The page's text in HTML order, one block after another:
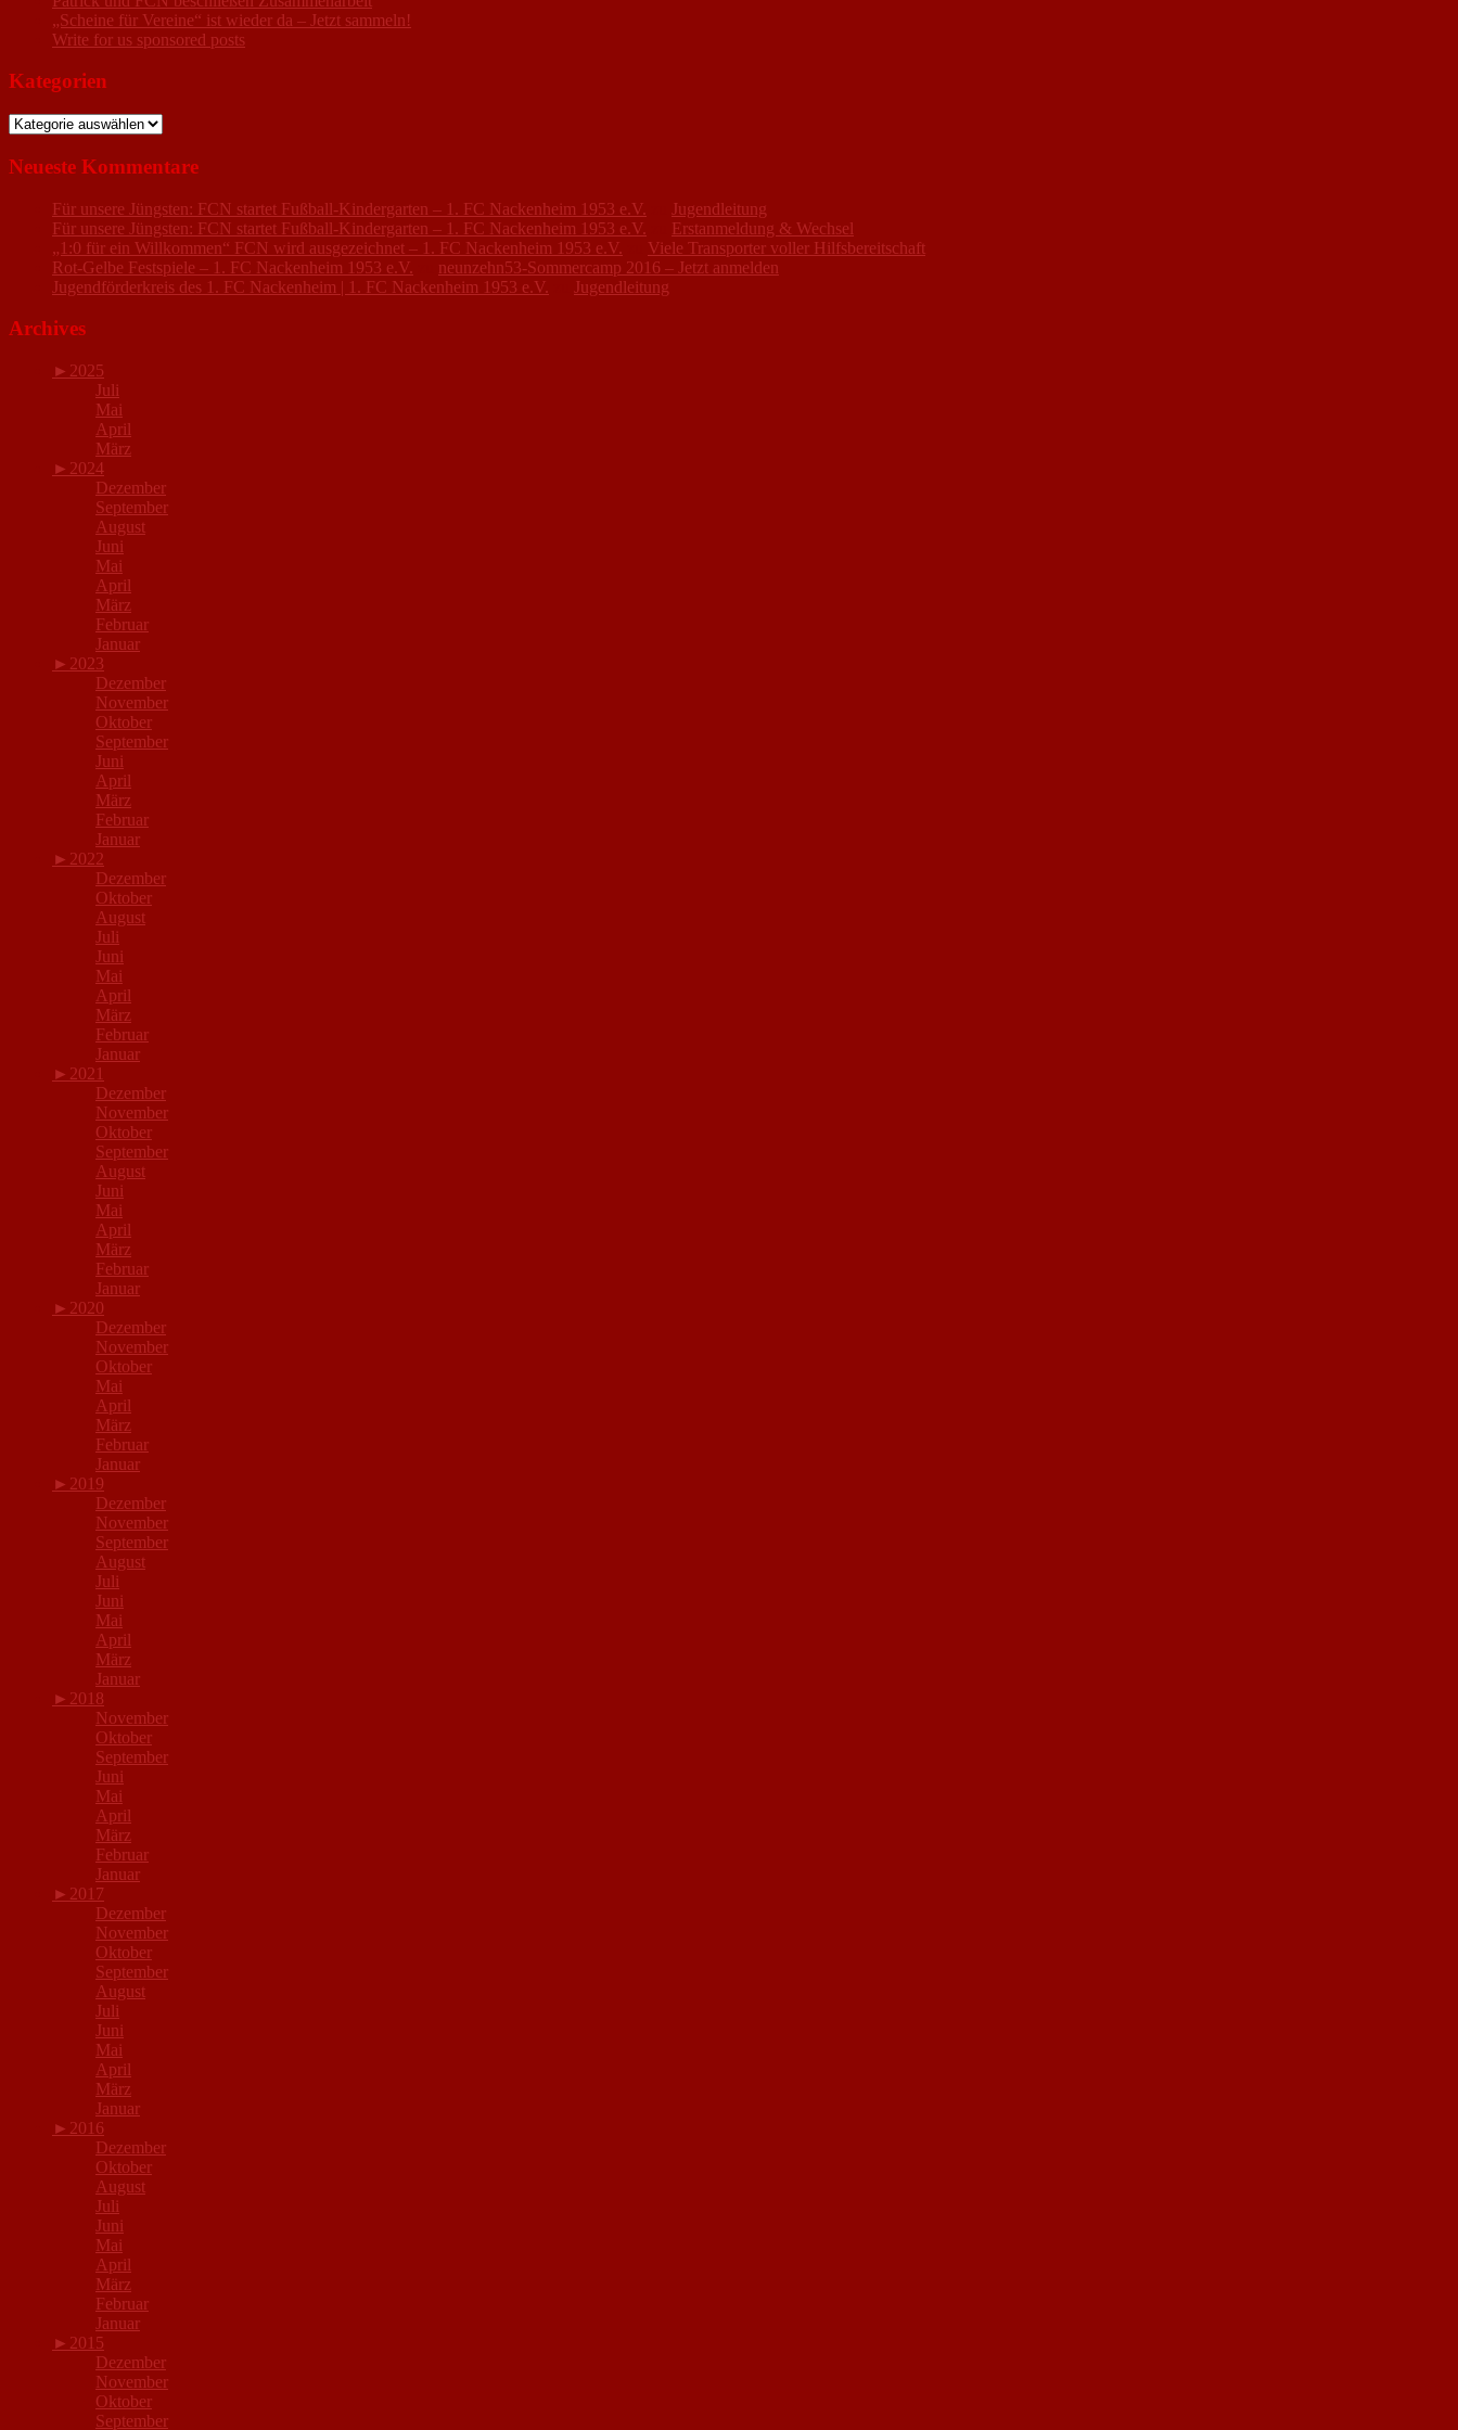
„Scheine für Vereine“ ist wieder da – Jetzt sammeln!
Write for us sponsored posts
Kategorien
Kategorien
Neueste Kommentare
Für unsere Jüngsten: FCN startet Fußball-Kindergarten – 1. FC Nackenheim 1953 e.V.
Jugendleitung
Für unsere Jüngsten: FCN startet Fußball-Kindergarten – 1. FC Nackenheim 1953 e.V.
Erstanmeldung & Wechsel
„1:0 für ein Willkommen“ FCN wird ausgezeichnet – 1. FC Nackenheim 1953 e.V.
Viele Transporter voller Hilfsbereitschaft
Rot-Gelbe Festspiele – 1. FC Nackenheim 1953 e.V.
neunzehn53-Sommercamp 2016 – Jetzt anmelden
Jugendförderkreis des 1. FC Nackenheim | 1. FC Nackenheim 1953 e.V.
Jugendleitung
Archives
► 2025
Juli
Mai
April
März
► 2024
Dezember
September
August
Juni
Mai
April
März
Februar
Januar
► 2023
Dezember
November
Oktober
September
Juni
April
März
Februar
Januar
► 2022
Dezember
Oktober
August
Juli
Juni
Mai
April
März
Februar
Januar
► 2021
Dezember
November
Oktober
September
August
Juni
Mai
April
März
Februar
Januar
► 2020
Dezember
November
Oktober
Mai
April
März
Februar
Januar
► 2019
Dezember
November
September
August
Juli
Juni
Mai
April
März
Januar
► 2018
November
Oktober
September
Juni
Mai
April
März
Februar
Januar
► 2017
Dezember
November
Oktober
September
August
Juli
Juni
Mai
April
März
Januar
► 2016
Dezember
Oktober
August
Juli
Juni
Mai
April
März
Februar
Januar
► 2015
Dezember
November
Oktober
September